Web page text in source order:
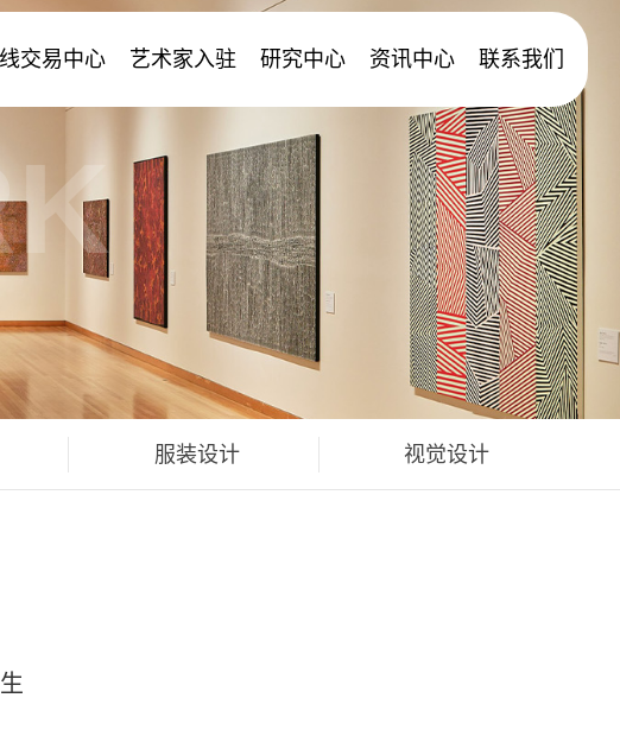
交易中心 艺术家入驻 研究中心 资讯中心 联系我们
服装设计 视觉设计